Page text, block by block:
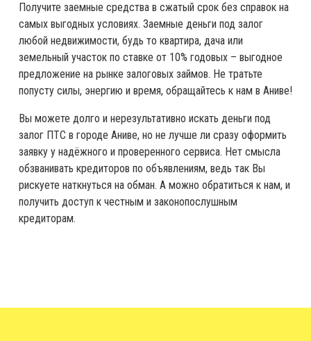
Получите заемные средства в сжатый срок без справок на
самых выгодных условиях. Заемные деньги под залог
любой недвижимости, будь то квартира, дача или
земельный участок по ставке от 10% годовых – выгодное
предложение на рынке залоговых займов. Не тратьте
попусту силы, энергию и время, обращайтесь к нам в Аниве!
Вы можете долго и нерезультативно искать деньги под
залог ПТС в городе Аниве, но не лучше ли сразу оформить
заявку у надёжного и проверенного сервиса. Нет смысла
обзванивать кредиторов по объявлениям, ведь так Вы
рискуете наткнуться на обман. А можно обратиться к нам, и
получить доступ к честным и законопослушным
кредиторам.